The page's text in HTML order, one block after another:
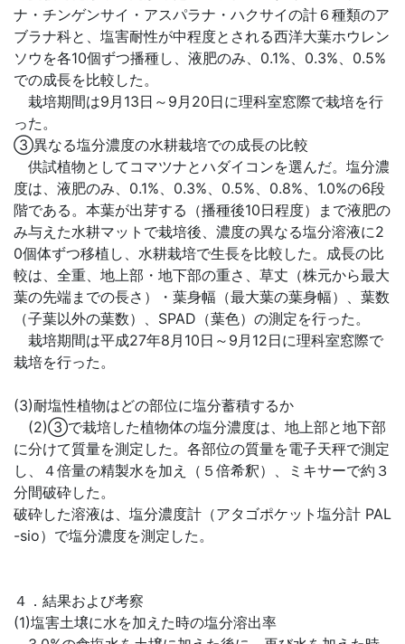
ナ・チンゲンサイ・アスパラナ・ハクサイの計６種類のア
ブラナ科と、塩害耐性が中程度とされる西洋大葉ホウレン
ソウを各10個ずつ播種し、液肥のみ、0.1%、0.3%、0.5%
での成長を比較した。
栽培期間は9月13日～9月20日に理科室窓際で栽培を行
った。
③異なる塩分濃度の水耕栽培での成長の比較
供試植物としてコマツナとハダイコンを選んだ。塩分濃
度は、液肥のみ、0.1%、0.3%、0.5%、0.8%、1.0%の6段
階である。本葉が出芽する（播種後10日程度）まで液肥の
み与えた水耕マットで栽培後、濃度の異なる塩分溶液に2
0個体ずつ移植し、水耕栽培で生長を比較した。成長の比
較は、全重、地上部・地下部の重さ、草丈（株元から最大
葉の先端までの長さ）・葉身幅（最大葉の葉身幅）、葉数
（子葉以外の葉数）、SPAD（葉色）の測定を行った。
栽培期間は平成27年8月10日～9月12日に理科室窓際で
栽培を行った。
(3)耐塩性植物はどの部位に塩分蓄積するか
(2)③で栽培した植物体の塩分濃度は、地上部と地下部
に分けて質量を測定した。各部位の質量を電子天秤で測定
し、４倍量の精製水を加え（５倍希釈）、ミキサーで約３
分間破砕した。
破砕した溶液は、塩分濃度計（アタゴポケット塩分計 PAL
-sio）で塩分濃度を測定した。
４．結果および考察
(1)塩害土壌に水を加えた時の塩分溶出率